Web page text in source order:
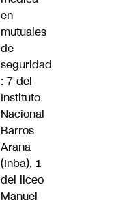
en
mutuales
de
seguridad
: 7 del
Instituto
Nacional
Barros
Arana
(Inba), 1
del liceo
Manuel